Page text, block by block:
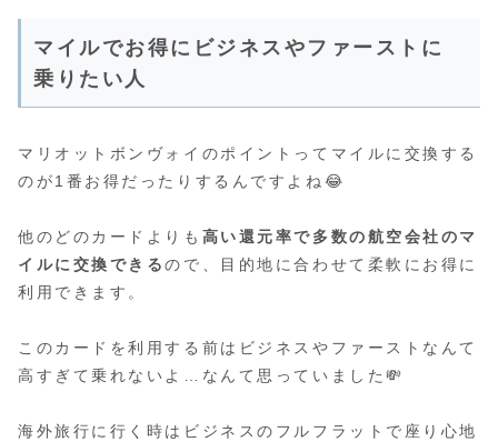
マイルでお得にビジネスやファーストに
乗りたい人
マリオットボンヴォイのポイントってマイルに交換する
のが1番お得だったりするんですよね😂
他のどのカードよりも 高い還元率で多数の航空会社のマ
イルに交換できるので、目的地に合わせて柔軟にお得に
利用できます。
このカードを利用する前はビジネスやファーストなんて
高すぎて乗れないよ…なんて思っていました💸
海外旅行に行く時はビジネスのフルフラットで座り心地